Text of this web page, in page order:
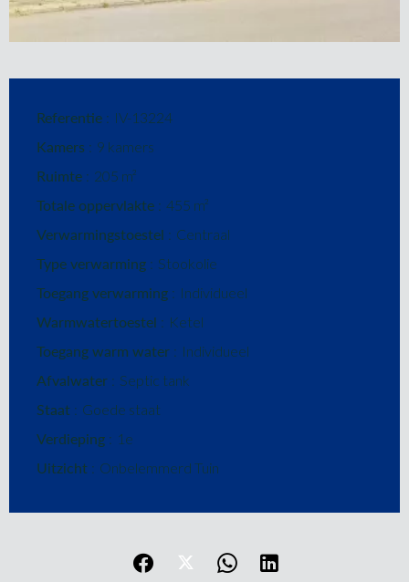
Referentie IV-13224
Kamers 9 kamers
Ruimte 205 m²
Totale oppervlakte 455 m²
Verwarmingstoestel Centraal
Type verwarming Stookolie
Toegang verwarming Individueel
Warmwatertoestel Ketel
Toegang warm water Individueel
Afvalwater Septic tank
Staat Goede staat
Verdieping 1e
Uitzicht Onbelemmerd Tuin